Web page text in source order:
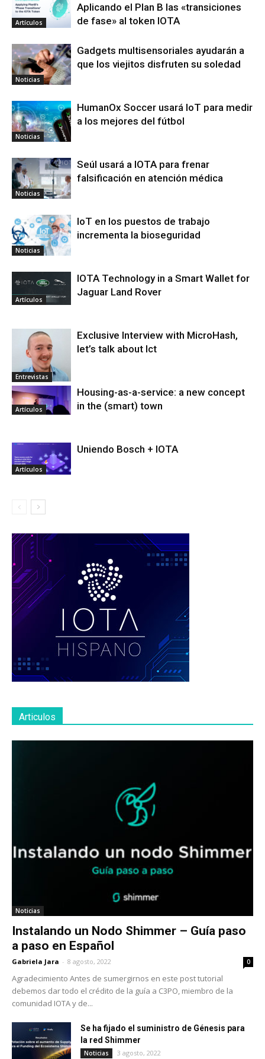
Artículos
Aplicando el Plan B las «transiciones
de fase» al token IOTA
Noticias
Gadgets multisensoriales ayudarán a
que los viejitos disfruten su soledad
Noticias
HumanOx Soccer usará IoT para medir
a los mejores del fútbol
Noticias
Seúl usará a IOTA para frenar
falsificación en atención médica
Noticias
IoT en los puestos de trabajo
incrementa la bioseguridad
Artículos
IOTA Technology in a Smart Wallet for
Jaguar Land Rover
Entrevistas
Exclusive Interview with MicroHash,
let’s talk about Ict
Artículos
Housing-as-a-service: a new concept
in the (smart) town
Artículos
Uniendo Bosch + IOTA
Articulos
Noticias
Instalando un Nodo Shimmer – Guía paso
a paso en Español
Gabriela Jara - 8 agosto, 2022 0
Agradecimiento Antes de sumergirnos en este post tutorial
debemos dar todo el crédito de la guía a C3PO, miembro de la
comunidad IOTA y de...
Se ha fijado el suministro de Génesis para
la red Shimmer
Noticias 3 agosto, 2022